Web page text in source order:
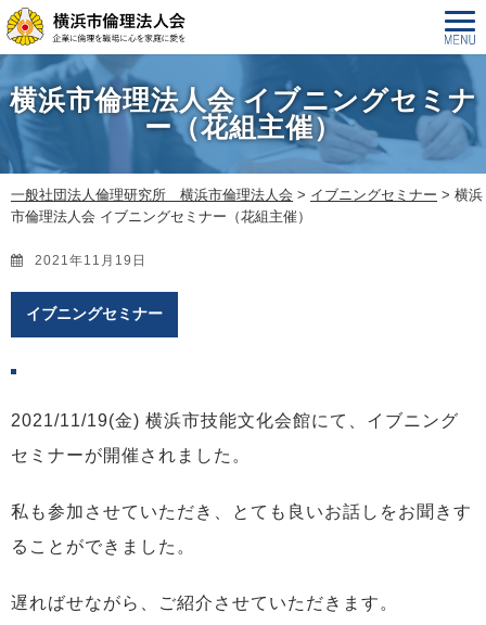
横浜市倫理法人会 イブニングセミナ
ー（花組主催）
一般社団法人倫理研究所 横浜市倫理法人会 > イブニングセミナー > 横浜
市倫理法人会 イブニングセミナー（花組主催）
2021年11月19日
イブニングセミナー
2021/11/19(金) 横浜市技能文化会館にて、イブニング
セミナーが開催されました。
私も参加させていただき、とても良いお話しをお聞きす
ることができました。
遅ればせながら、ご紹介させていただきます。